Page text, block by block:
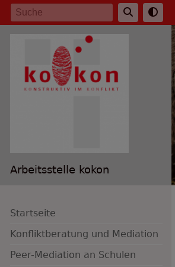
Direkt
zum
Arbeitsstelle kokon
Startseite
Konfliktberatung und Mediation
Peer-Mediation an Schulen